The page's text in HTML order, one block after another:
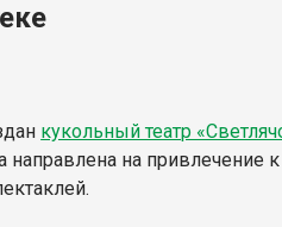
кукольный театр
направлена на